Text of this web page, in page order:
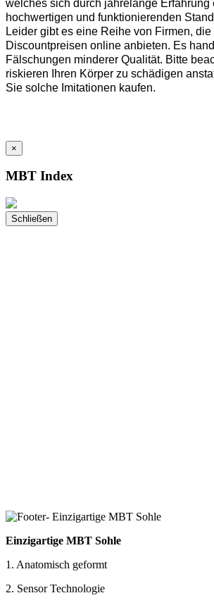
welches sich durch jahrelange Erfahrung
hochwertigen und funktionierenden
Leider gibt es eine Reihe von Firmen, die
Discountpreisen online anbieten. Es
Fälschungen minderer Qualität. Bitte
riskieren Ihren Körper zu schädigen
Sie solche Imitationen kaufen.
×
MBT Index
Schließen
Einzigartige MBT Sohle
1. Anatomisch geformt
2. Sensor Technologie